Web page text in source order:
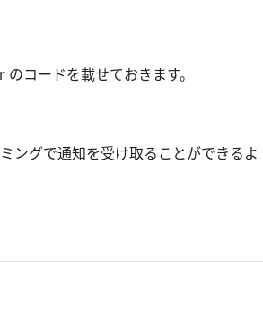
コードを載せておきます。
ングで通知を受け取ることができるよ